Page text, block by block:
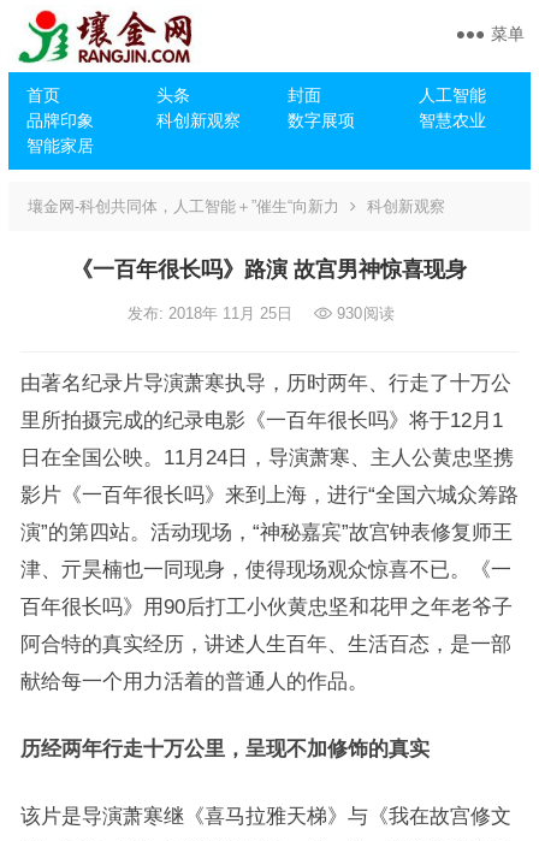
首页 头条 封面
人工智能
品牌印象
科创新观察 数字展项
智慧农业
智能家居
菜单
壤金网-科创共同体，人工智能＋”催生“向新力 科创新观察
《一百年很长吗》路演 故宫男神惊喜现身
发布: 2018年 11月 25日 930阅读
由著名纪录片导演萧寒执导，历时两年、行走了十万公
里所拍摄完成的纪录电影《一百年很长吗》将于12月1
日在全国公映。11月24日，导演萧寒、主人公黄忠坚携
影片《一百年很长吗》来到上海，进行“全国六城众筹路
演”的第四站。活动现场，“神秘嘉宾”故宫钟表修复师王
津、亓昊楠也一同现身，使得现场观众惊喜不已。《一
百年很长吗》用90后打工小伙黄忠坚和花甲之年老爷子
阿合特的真实经历，讲述人生百年、生活百态，是一部
献给每一个用力活着的普通人的作品。
历经两年行走十万公里，呈现不加修饰的真实
该片是导演萧寒继《喜马拉雅天梯》与《我在故宫修文